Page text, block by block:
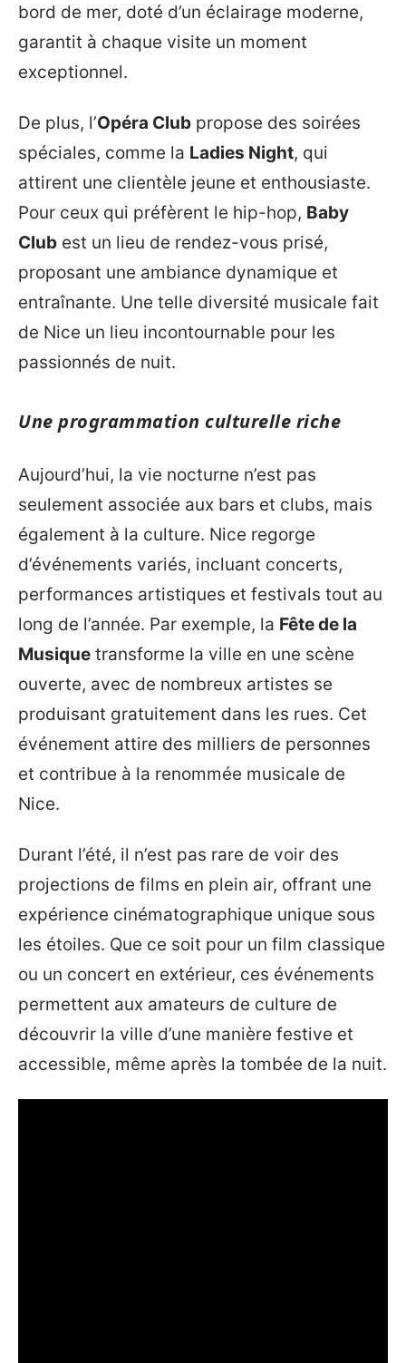
bord de mer, doté d’un éclairage moderne,
garantit à chaque visite un moment
exceptionnel.
De plus, l’Opéra Club propose des soirées
spéciales, comme la Ladies Night, qui
attirent une clientèle jeune et enthousiaste.
Pour ceux qui préfèrent le hip-hop, Baby
Club est un lieu de rendez-vous prisé,
proposant une ambiance dynamique et
entraînante. Une telle diversité musicale fait
de Nice un lieu incontournable pour les
passionnés de nuit.
Une programmation culturelle riche
Aujourd’hui, la vie nocturne n’est pas
seulement associée aux bars et clubs, mais
également à la culture. Nice regorge
d’événements variés, incluant concerts,
performances artistiques et festivals tout au
long de l’année. Par exemple, la Fête de la
Musique transforme la ville en une scène
ouverte, avec de nombreux artistes se
produisant gratuitement dans les rues. Cet
événement attire des milliers de personnes
et contribue à la renommée musicale de
Nice.
Durant l’été, il n’est pas rare de voir des
projections de films en plein air, offrant une
expérience cinématographique unique sous
les étoiles. Que ce soit pour un film classique
ou un concert en extérieur, ces événements
permettent aux amateurs de culture de
découvrir la ville d’une manière festive et
accessible, même après la tombée de la nuit.